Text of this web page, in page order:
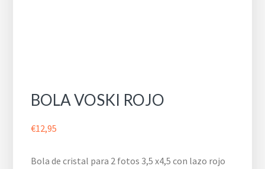
BOLA VOSKI ROJO
€12,95
Bola de cristal para 2 fotos 3,5 x4,5 con lazo rojo